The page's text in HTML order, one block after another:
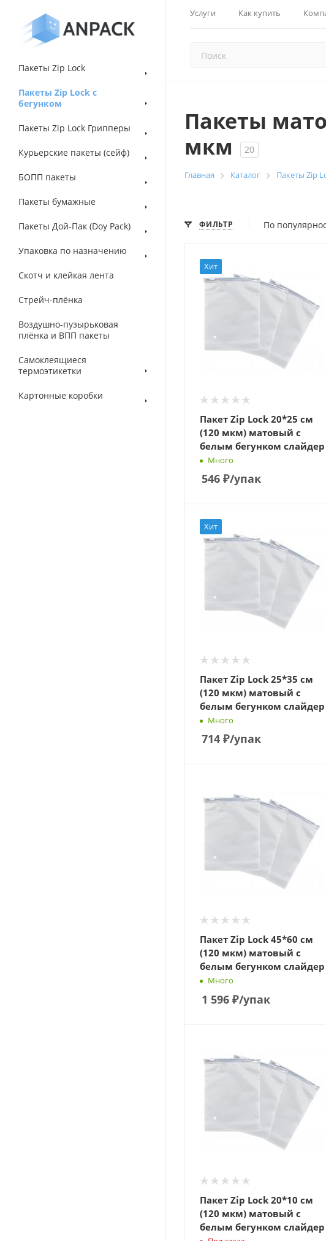
Услуги Как купить
Пакеты Zip Lock
Пакеты Zip Lock с
бегунком
Пакеты Zip Lock Грипперы
Курьерские пакеты (сейф)
БОПП пакеты
Пакеты бумажные
Пакеты Дой-Пак (Doy Pack)
Упаковка по назначению
Скотч и клейкая лента
Стрейч-плёнка
Воздушно-пузырьковая
плёнка и ВПП пакеты
Самоклеящиеся
термоэтикетки
Картонные коробки
Пакеты
мкм
20
Главная Каталог Пакеты Zip
ФИЛЬТР По
Хит
Пакет Zip Lock 20*25 см
(120 мкм) матовый с
белым бегунком слайдер
Много
546 ₽/упак
Хит
Пакет Zip Lock 25*35 см
(120 мкм) матовый с
белым бегунком слайдер
Много
714 ₽/упак
Пакет Zip Lock 45*60 см
(120 мкм) матовый с
белым бегунком слайдер
Много
1 596 ₽/упак
Пакет Zip Lock 20*10 см
(120 мкм) матовый с
белым бегунком слайдер